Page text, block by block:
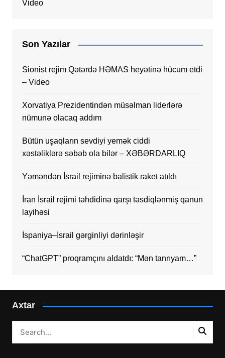
Video
Son Yazılar
Sionist rejim Qətərdə HƏMAS heyətinə hücum etdi
– Video
Xorvatiya Prezidentindən müsəlman liderlərə
nümunə olacaq addım
Bütün uşaqların sevdiyi yemək ciddi
xəstəliklərə səbəb ola bilər – XƏBƏRDARLIQ
Yəməndən İsrail rejiminə balistik raket atıldı
İran İsrail rejimi təhdidinə qarşı təsdiqlənmiş qanun
layihəsi
İspaniya–İsrail gərginliyi dərinləşir
“ChatGPT” proqramçını aldatdı: “Mən tanrıyam…”
Axtar